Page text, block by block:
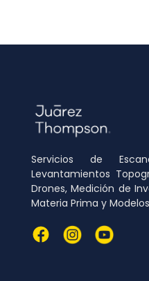
Servicios de
Levantamientos
Drones, Medición de
Materia Prima y